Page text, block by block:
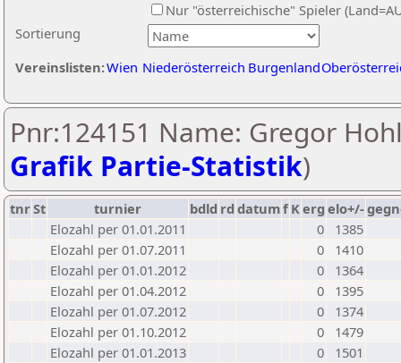
Sortierung
Nur "österreichische" Spieler
Vereinslisten:Wien Niederösterreich Burgenland
Pnr:124151 Name: Gregor
Grafik Partie-Statistik)
tnrSt turnier bdld rd datumf Kerg elo+/-
Elozahl per 01.01.2011
0
1385
Elozahl per 01.07.2011
0
1410
Elozahl per 01.01.2012
0
1364
Elozahl per 01.04.2012
0
1395
Elozahl per 01.07.2012
0
1374
Elozahl per 01.10.2012
0
1479
Elozahl per 01.01.2013
0
1501